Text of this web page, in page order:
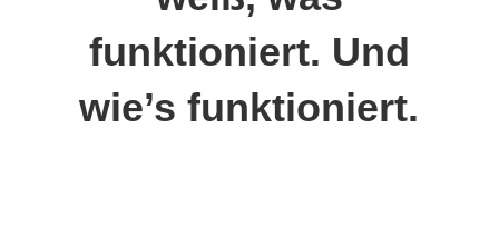
funktioniert. Und
wie’s funktioniert.